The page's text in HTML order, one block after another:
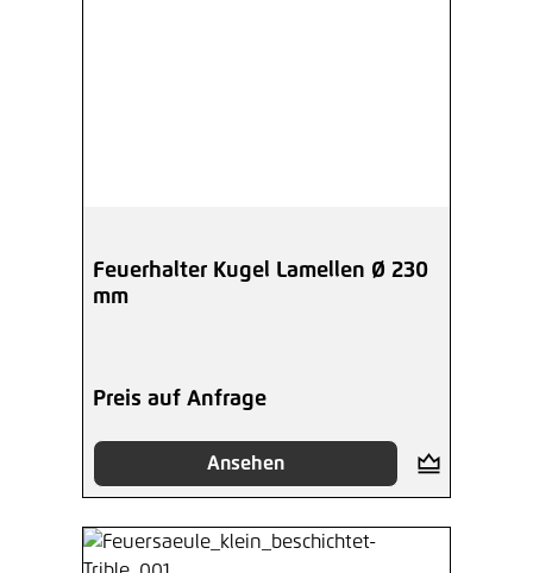
Feuerhalter Kugel Lamellen Ø 230
mm
Preis auf Anfrage
Ansehen